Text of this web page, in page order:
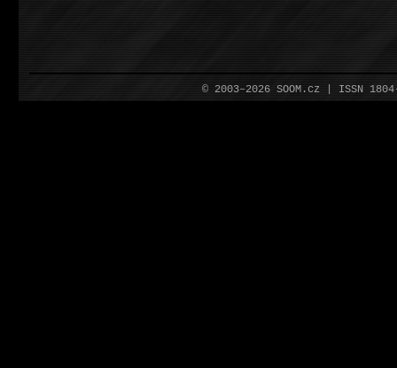
© 2003–2026 SOOM.cz | ISSN